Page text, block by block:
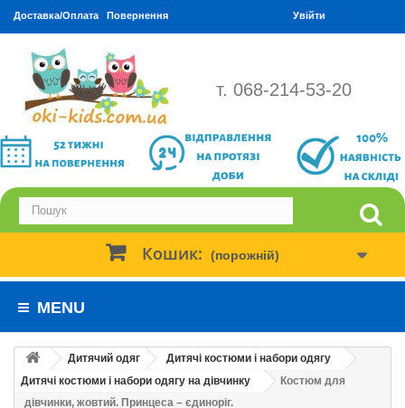
Доставка/Оплата Повернення Увійти
т. 068-214-53-20
Кошик: (порожній)
MENU
Дитячий одяг
Дитячі костюми і набори одягу
Дитячі костюми і набори одягу на дівчинку
Костюм для
дівчинки, жовтий. Принцеса – єдиноріг.